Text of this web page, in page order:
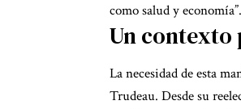
como salud y economía”.
Un
La necesidad de esta
Trudeau. Desde su